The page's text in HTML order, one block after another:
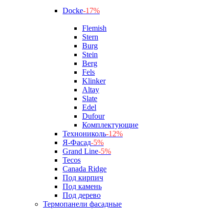
Docke-17%
Flemish
Stern
Burg
Stein
Berg
Fels
Klinker
Altay
Slate
Edel
Dufour
Комплектующие
Технониколь-12%
Я-Фасад-5%
Grand Line-5%
Tecos
Canada Ridge
Под кирпич
Под камень
Под дерево
Термопанели фасадные